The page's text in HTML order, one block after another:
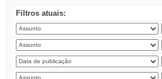
Filtros atuais: